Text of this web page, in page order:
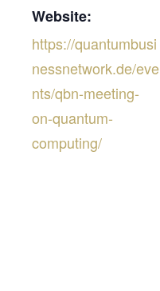
Website:
https://quantumbusi
nessnetwork.de/eve
nts/qbn-meeting-
on-quantum-
computing/